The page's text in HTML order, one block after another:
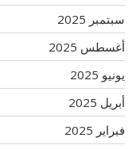
سبتمبر 2025
أغسطس 2025
يونيو 2025
أبريل 2025
فبراير 2025